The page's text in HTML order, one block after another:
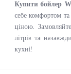
Купити бойлер
себе комфортом
ціною.
літрів та
кухні!